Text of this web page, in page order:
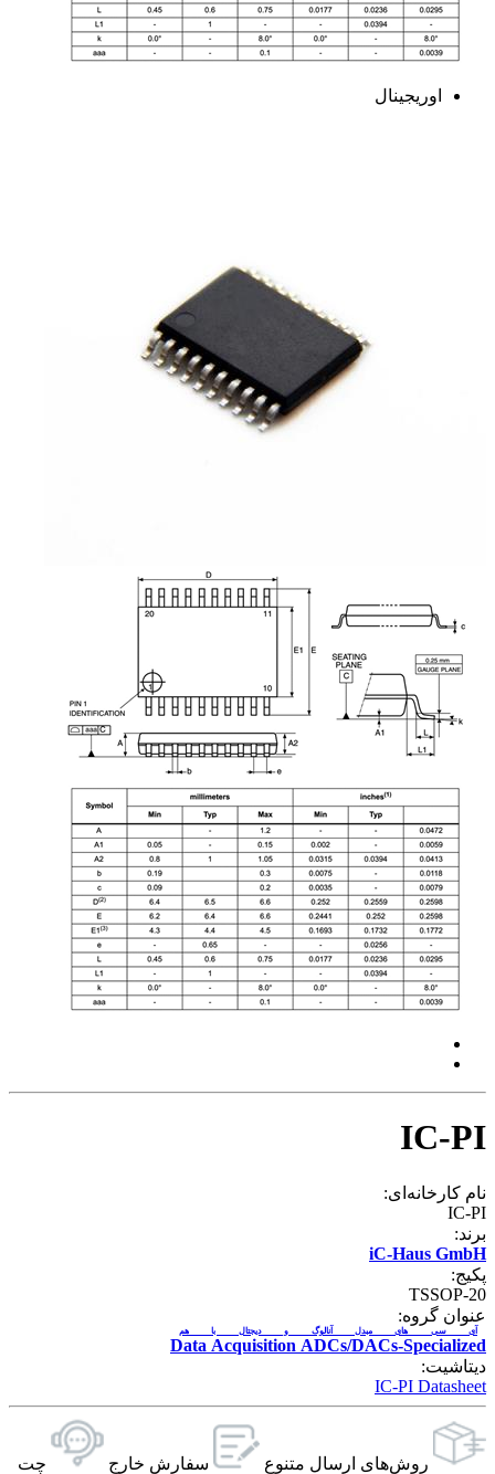
اوریجینال
IC-PI
نام کارخانه‌ای:
IC-PI
برند:
iC-Haus GmbH
پکیج:
TSSOP-20
عنوان گروه:
Data Acquisition ADCs/DACs-Specialized
آی سی های مبدل آنالوگ و دیجتال با هم
دیتاشیت:
IC-PI Datasheet
روش‌های ارسال‌ متنوع سفارش خارج چت